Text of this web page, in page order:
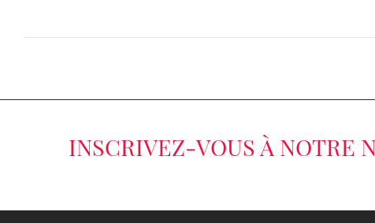
INSCRIVEZ-VOUS À NOTRE